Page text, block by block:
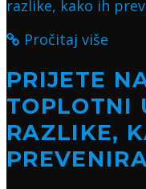
Pročitaj više
PRIJETE
TOPLOTNI
RAZLIKE,